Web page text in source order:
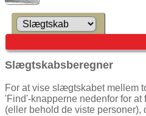
Slægtskabsberegner
For at vise slægtskabet mellem
'Find'-knapperne nedenfor for
(eller behold de viste personer),